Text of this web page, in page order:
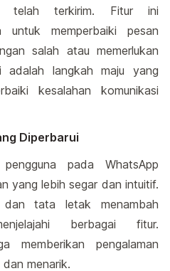
telah terkirim. Fitur ini
untuk memperbaiki pesan
salah atau memerlukan
adalah langkah maju yang
kesalahan komunikasi
Diperbarui
pada WhatsApp
yang lebih segar dan intuitif.
dan tata letak menambah
berbagai fitur.
memberikan pengalaman
menarik.